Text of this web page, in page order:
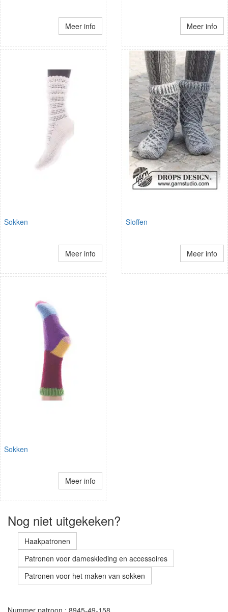
Meer info Meer info
Sokken
Meer info
Sloffen
Meer info
Sokken
Meer info
Nog niet uitgekeken?
Haakpatronen
Patronen voor dameskleding en accessoires
Patronen voor het maken van sokken
Nummer patroon : 8945-49-158